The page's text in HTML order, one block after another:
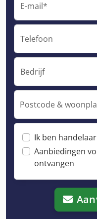
E-mail*
Telefoon
Bedrijf
Postcode &
Ik ben handelaar
Aanbiedingen
ontvangen